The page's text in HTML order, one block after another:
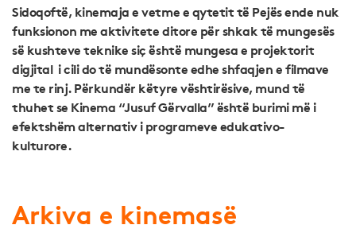
Sidoqoftë, kinemaja e vetme e qytetit të Pejës ende nuk
funksionon me aktivitete ditore për shkak të mungesës
së kushteve teknike siç është mungesa e projektorit
digjital i cili do të mundësonte edhe shfaqjen e filmave
me te rinj. Përkundër këtyre vështirësive, mund të
thuhet se Kinema “Jusuf Gërvalla” është burimi më i
efektshëm alternativ i programeve edukativo-
kulturore.
Arkiva e kinemasë